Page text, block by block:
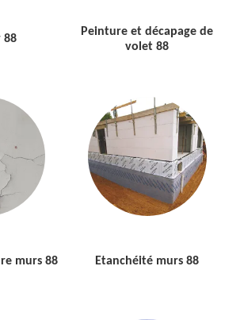
88
Peinture et décapage de
volet 88
murs 88 Etanchéité murs 88